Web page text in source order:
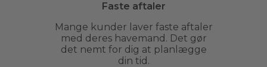
Faste aftaler
Mange kunder laver faste aftaler
med deres havemand. Det gør
det nemt for dig at planlægge
din tid.